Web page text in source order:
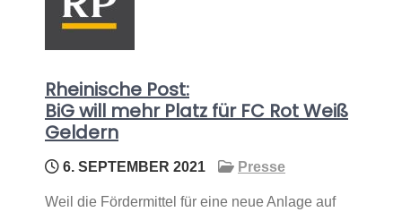
Rheinische Post:
BiG will mehr Platz für FC Rot Weiß
Geldern
6. SEPTEMBER 2021 Presse
Weil die Fördermittel für eine neue Anlage auf